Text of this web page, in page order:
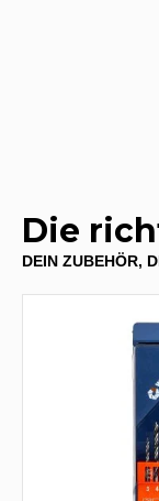
Die
DEIN ZUBEHÖR,